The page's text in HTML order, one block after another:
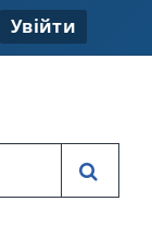
Увійти